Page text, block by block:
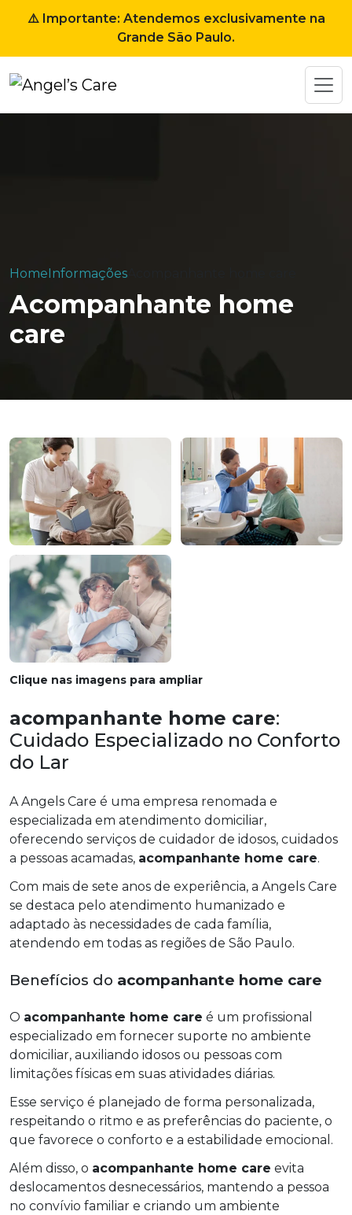
⚠️ Importante: Atendemos exclusivamente na
Grande São Paulo.
HomeInformações
Acompanhante home
care
Clique nas imagens para ampliar
acompanhante home care:
Cuidado Especializado no Conforto
do Lar
A Angels Care é uma empresa renomada e
especializada em atendimento domiciliar,
oferecendo serviços de cuidador de idosos, cuidados
a pessoas acamadas, acompanhante home care.
Com mais de sete anos de experiência, a Angels Care
se destaca pelo atendimento humanizado e
adaptado às necessidades de cada família,
atendendo em todas as regiões de São Paulo.
Benefícios do acompanhante home care
O acompanhante home care é um profissional
especializado em fornecer suporte no ambiente
domiciliar, auxiliando idosos ou pessoas com
limitações físicas em suas atividades diárias.
Esse serviço é planejado de forma personalizada,
respeitando o ritmo e as preferências do paciente, o
que favorece o conforto e a estabilidade emocional.
Além disso, o acompanhante home care evita
deslocamentos desnecessários, mantendo a pessoa
no convívio familiar e criando um ambiente